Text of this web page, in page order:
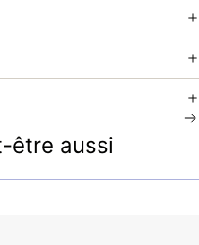
être aussi